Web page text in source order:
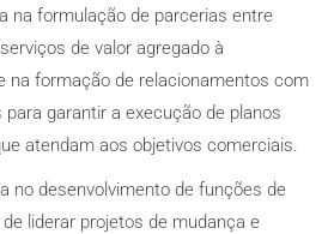
na formulação de parcerias entre
de valor agregado à
na formação de relacionamentos com
garantir a execução de planos
atendam aos objetivos comerciais.
no desenvolvimento de funções de
liderar projetos de mudança e